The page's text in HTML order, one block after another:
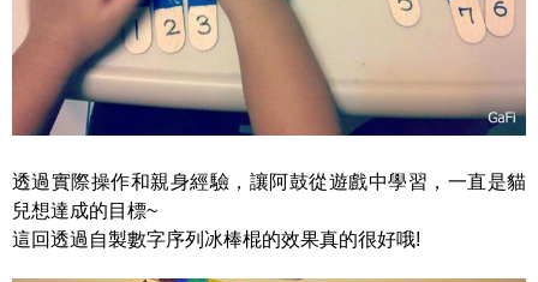
透過實際操作和親身經驗，讓阿鼓從遊戲中學習，一直是貓
兒想達成的目標~
這回透過自製數字序列冰棒棍的效果真的很好哦!